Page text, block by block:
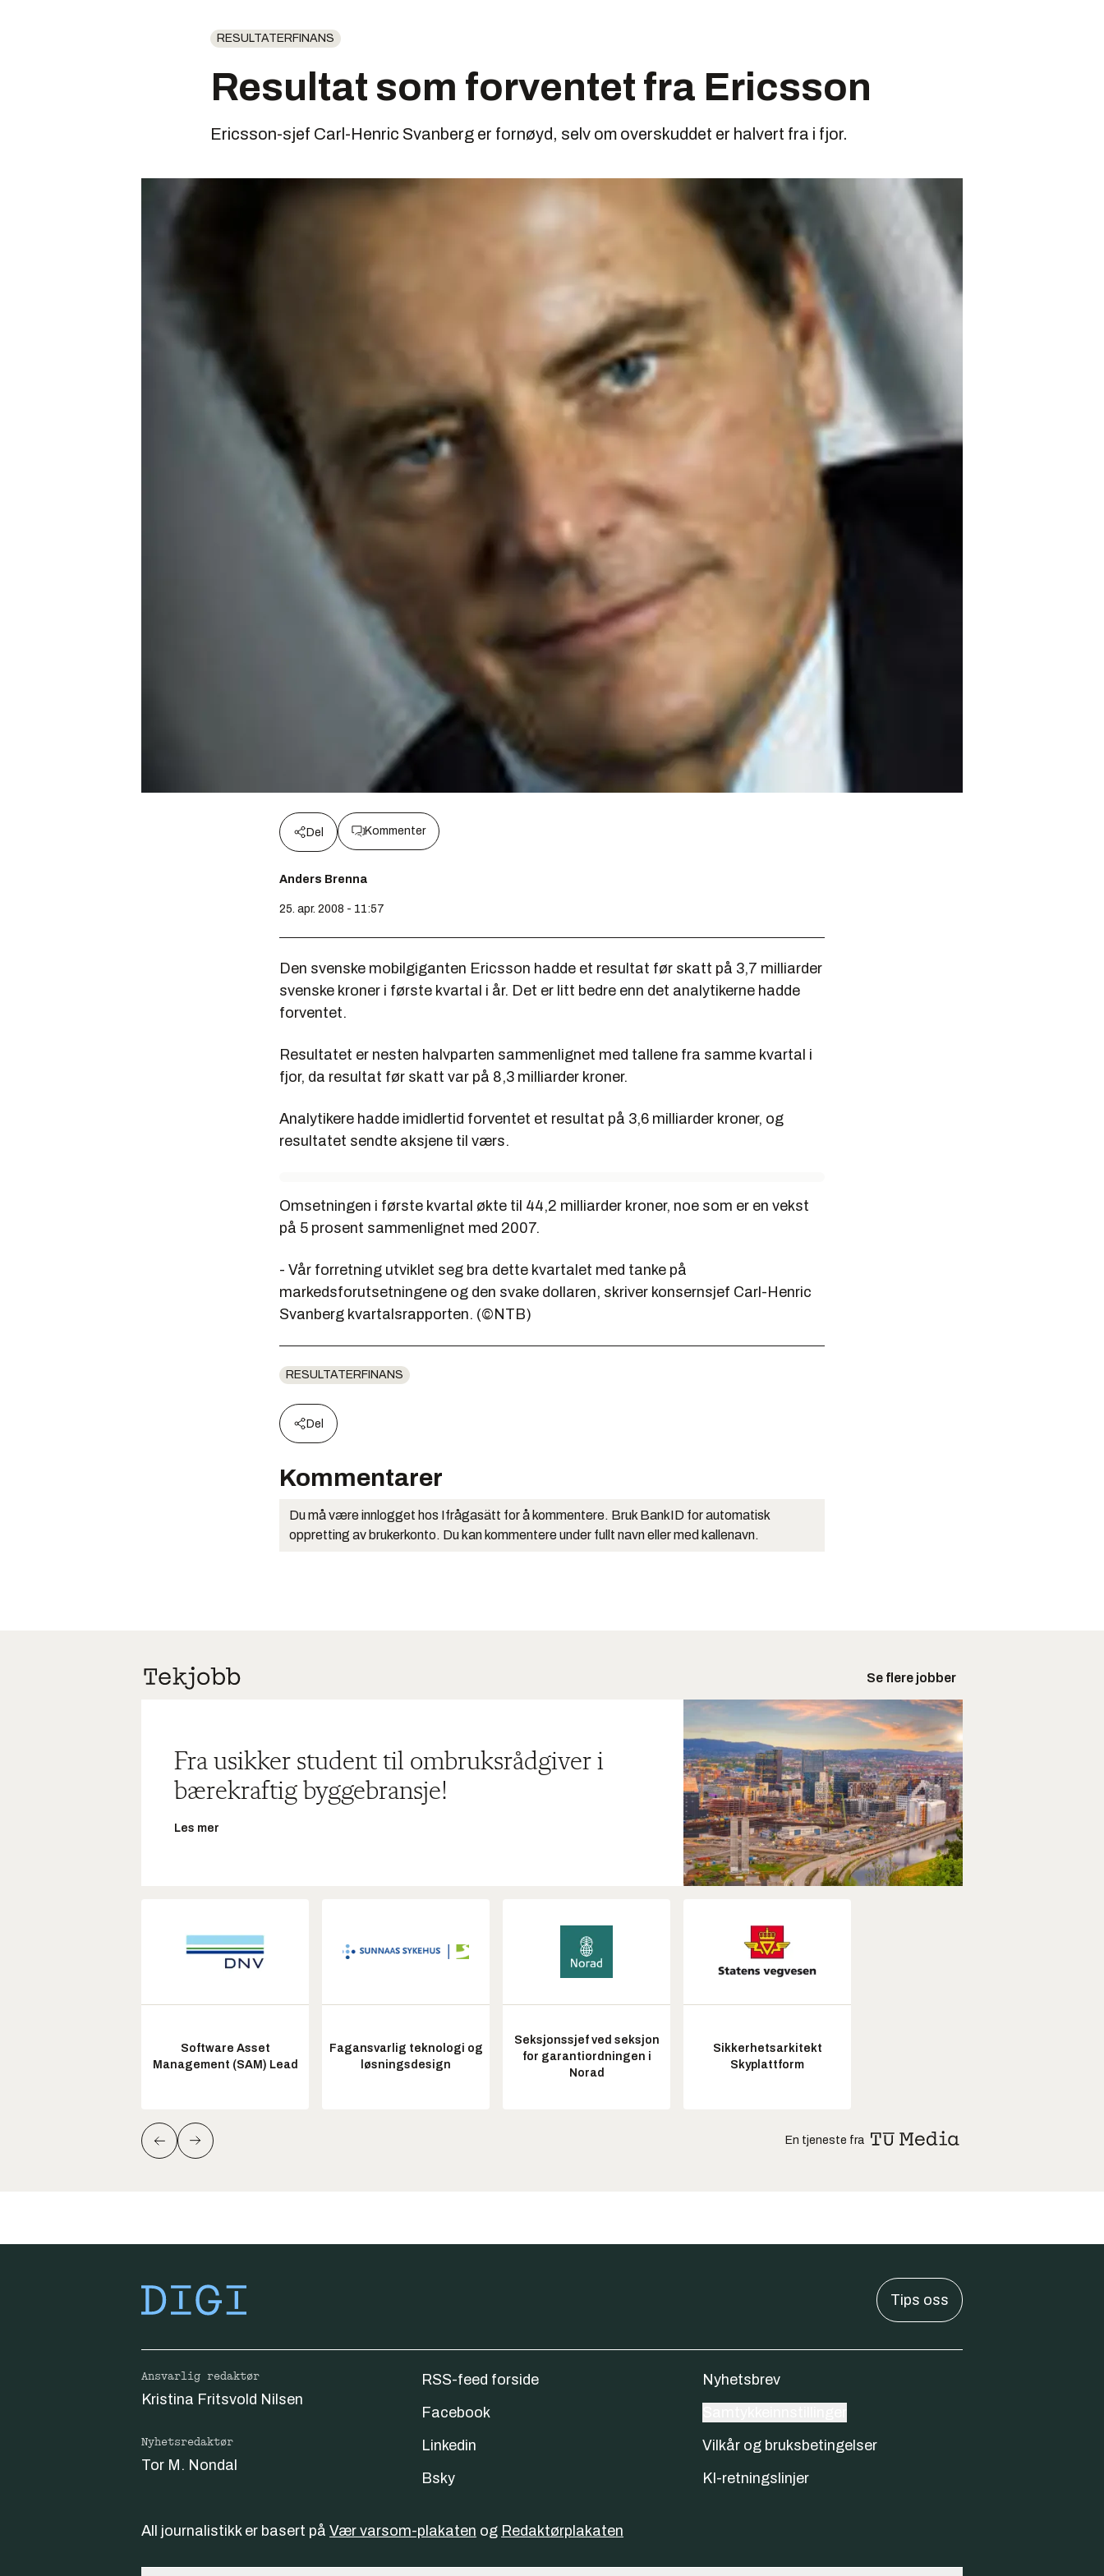
RESULTATERFINANS
Resultat som forventet fra Ericsson
Ericsson-sjef Carl-Henric Svanberg er fornøyd, selv om overskuddet er halvert fra i fjor.
Del Kommenter
Anders Brenna
25. apr. 2008 - 11:57
Den svenske mobilgiganten Ericsson hadde et resultat før skatt på 3,7 milliarder
svenske kroner i første kvartal i år. Det er litt bedre enn det analytikerne hadde
forventet.
Resultatet er nesten halvparten sammenlignet med tallene fra samme kvartal i
fjor, da resultat før skatt var på 8,3 milliarder kroner.
Analytikere hadde imidlertid forventet et resultat på 3,6 milliarder kroner, og
resultatet sendte aksjene til værs.
Omsetningen i første kvartal økte til 44,2 milliarder kroner, noe som er en vekst
på 5 prosent sammenlignet med 2007.
- Vår forretning utviklet seg bra dette kvartalet med tanke på
markedsforutsetningene og den svake dollaren, skriver konsernsjef Carl-Henric
Svanberg kvartalsrapporten. (©NTB)
RESULTATERFINANS
Del
Kommentarer
Du må være innlogget hos Ifrågasätt for å kommentere. Bruk BankID for automatisk
oppretting av brukerkonto. Du kan kommentere under fullt navn eller med kallenavn.
Se flere jobber
Fra usikker student til ombruksrådgiver i
bærekraftig byggebransje!
Les mer
Software Asset
Management (SAM) Lead
Fagansvarlig teknologi og
løsningsdesign
Seksjonssjef ved seksjon
for garantiordningen i
Norad
Sikkerhetsarkitekt
Skyplattform
En tjeneste fra
Tips oss
Ansvarlig redaktør
Kristina Fritsvold Nilsen
Nyhetsredaktør
Tor M. Nondal
RSS-feed forside
Facebook
Linkedin
Bsky
Nyhetsbrev
Vilkår og bruksbetingelser
KI-retningslinjer
All journalistikk er basert på Vær varsom-plakaten og Redaktørplakaten